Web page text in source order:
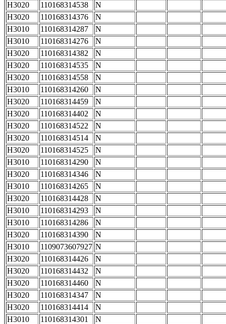
H3020
110168314538
N
H3020
110168314376
N
H3010
110168314287
N
H3010
110168314276
N
H3020
110168314382
N
H3020
110168314535
N
H3020
110168314558
N
H3010
110168314260
N
H3020
110168314459
N
H3020
110168314402
N
H3020
110168314522
N
H3020
110168314514
N
H3020
110168314525
N
H3010
110168314290
N
H3020
110168314346
N
H3010
110168314265
N
H3020
110168314428
N
H3010
110168314293
N
H3010
110168314286
N
H3020
110168314390
N
H3010
1109073607927 N
H3020
110168314426
N
H3020
110168314432
N
H3020
110168314460
N
H3020
110168314347
N
H3020
110168314414
N
H3010
110168314301
N